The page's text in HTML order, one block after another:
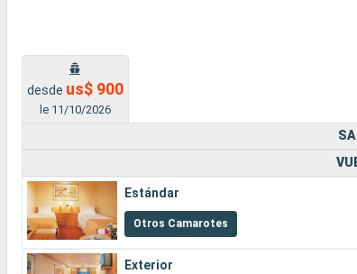
desde us$ 900
le 11/10/2026
Estándar
Otros Camarotes
Exterior